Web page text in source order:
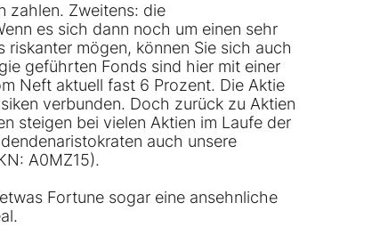
zahlen. Zweitens: die
es sich dann noch um einen sehr
mögen, können Sie sich auch
geführten Fonds sind hier mit einer
Neft aktuell fast 6 Prozent. Die Aktie
verbunden. Doch zurück zu Aktien
steigen bei vielen Aktien im Laufe der
auch unsere
A0MZ15).
Fortune sogar eine ansehnliche